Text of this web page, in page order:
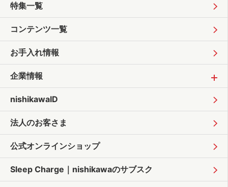
特集一覧
コンテンツ一覧
お手入れ情報
企業情報
nishikawaID
法人のお客さま
公式オンラインショップ
Sleep Charge｜ nishikawaのサブスク